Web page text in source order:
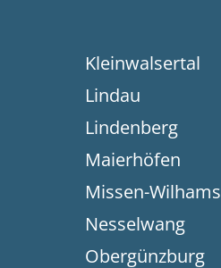
Kleinwalsertal
Lindau
Lindenberg
Maierhöfen
Missen-Wilhams
Nesselwang
Obergünzburg